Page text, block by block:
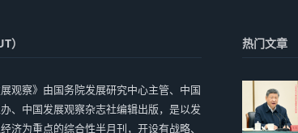
）
展观察》由国务院发展研究中心主管、中国
、中国发展观察杂志社编辑出版，是以发
济为重点的综合性半月刊，开设有战略、
热门文章